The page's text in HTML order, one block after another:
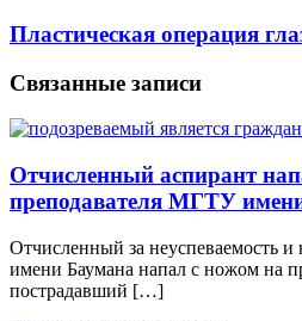
Пластическая операция
Связанные записи
Отчисленный аспирант
преподавателя МГТУ
Отчисленный за неуспеваемость
имени Баумана напал с ножом на
пострадавший […]